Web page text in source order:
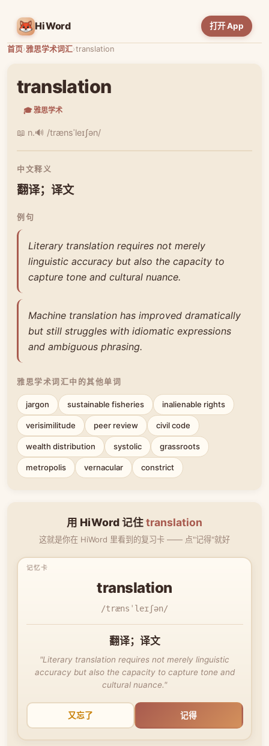
HiWord 打开 App
首页›雅思学术词汇›translation
translation
🎓 雅思学术
📖 n.🔊 /trænsˈleɪʃən/
中文释义
翻译；译文
例句
Literary translation requires not merely
linguistic accuracy but also the capacity to
capture tone and cultural nuance.
Machine translation has improved dramatically
but still struggles with idiomatic expressions
and ambiguous phrasing.
雅思学术词汇中的其他单词
jargon sustainable fisheries inalienable rights
verisimilitude peer review civil code
wealth distribution systolic grassroots
metropolis vernacular constrict
用 HiWord 记住translation
这就是你在 HiWord 里看到的复习卡 —— 点"记得"就好
translation
/trænsˈleɪʃən/
翻译；译文
"Literary translation requires not merely linguistic
accuracy but also the capacity to capture tone and
cultural nuance."
又忘了 记得